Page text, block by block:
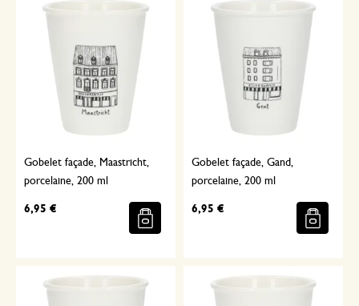
Gobelet façade, Maastricht,
porcelaine, 200 ml
6,95 €
Gobelet façade, Gand,
porcelaine, 200 ml
6,95 €